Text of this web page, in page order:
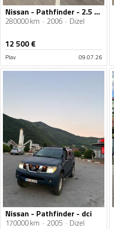
Nissan - Pathfinder - 2.5 126. kw
280000 km 2006 Dizel
12 500€
Plav 09.07.26
Nissan - Pathfinder - dci
170000 km 2005 Dizel